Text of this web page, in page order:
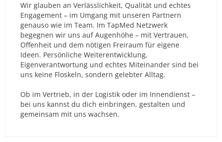
Wir glauben an Verlässlichkeit, Qualität und echtes
Engagement – im Umgang mit unseren Partnern
genauso wie im Team. Im TapMed Netzwerk
begegnen wir uns auf Augenhöhe – mit Vertrauen,
Offenheit und dem nötigen Freiraum für eigene
Ideen. Persönliche Weiterentwicklung,
Eigenverantwortung und echtes Miteinander sind bei
uns keine Floskeln, sondern gelebter Alltag.
Ob im Vertrieb, in der Logistik oder im Innendienst –
bei uns kannst du dich einbringen, gestalten und
gemeinsam mit uns wachsen.